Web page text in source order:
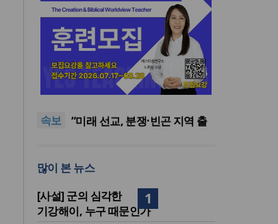
속보
[최원호 목사의 영혼의 양식 63]
말씀은 같은데 왜 열매는 다를
美 이민구금센터에 억류됐던
“미사일 속에서도 복음은 전해
“미래 선교, 분쟁·빈곤 지역 출
발
말씀은 같은데 왜 열매는 다를
美 이민구금센터에 억류됐던
한인 목회자 석방돼
많이 본 뉴스
1
[사설] 군의 심각한
기강해이, 누구 때문인가